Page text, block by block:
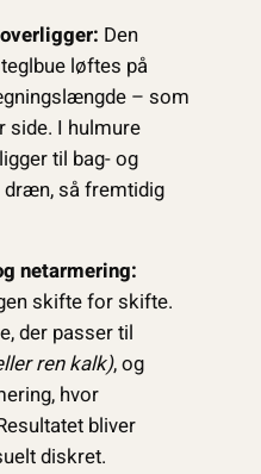
Den
løftes på
– som
side. I hulmure
til bag- og
så fremtidig
netarmering:
skifte for skifte.
der passer til
ren kalk), og
hvor
bliver
diskret.